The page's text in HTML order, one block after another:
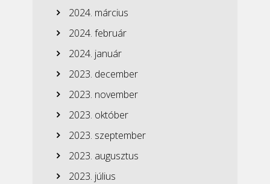
2024. március
2024. február
2024. január
2023. december
2023. november
2023. október
2023. szeptember
2023. augusztus
2023. július